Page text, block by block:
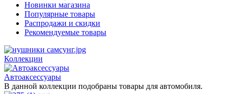
Новинки магазина
Популярные товары
Распродажи и скидки
Рекомендуемые товары
Коллекции
Автоаксессуары
В данной коллекции подобраны товары для автомобиля.